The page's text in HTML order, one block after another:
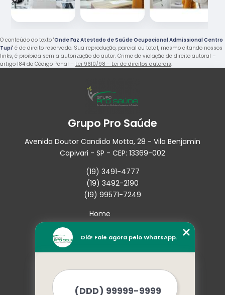
O conteúdo do texto "Onde Faz Atestado de Saúde Ocupacional Admissional Centro
Tupi" é de direito reservado. Sua reprodução, parcial ou total, mesmo citando nossos
links, é proibida sem a autorização do autor. Crime de violação de direito autoral –
artigo 184 do Código Penal – Lei 9610/98 - Lei de direitos autorais.
Grupo Pro Saúde
Avenida Doutor Candido Motta, 28 - Vila Benjamin
Capivari - SP - CEP: 13369-002
(19) 3491-4777
(19) 3492-2190
(19) 99571-7249
Home
Empresa
Missão
Mapa do site
Olá! Fale agora pelo WhatsApp.